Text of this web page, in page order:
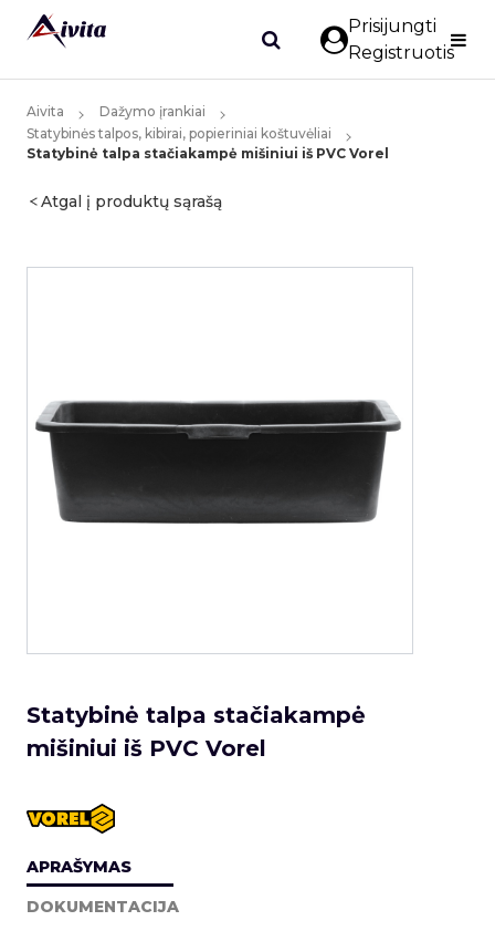
Prisijungti
Registruotis
Aivita
Dažymo įrankiai
Statybinės talpos, kibirai, popieriniai koštuvėliai
Statybinė talpa stačiakampė mišiniui iš PVC Vorel
Atgal į produktų sąrašą
Statybinė talpa stačiakampė
mišiniui iš PVC Vorel
APRAŠYMAS
DOKUMENTACIJA